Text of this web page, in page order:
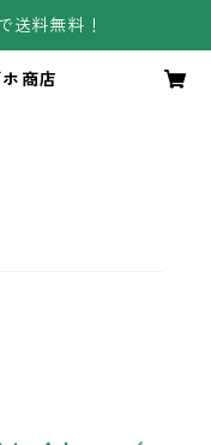
送料無料！
商店